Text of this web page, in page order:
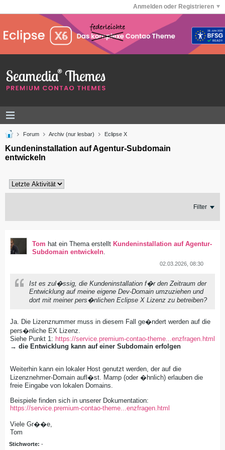
Anmelden oder Registrieren
Forum Archiv (nur lesbar) Eclipse X
Kundeninstallation auf Agentur-Subdomain
entwickeln
Filter
Tom hat ein Thema erstellt Kundeninstallation auf Agentur-
Subdomain entwickeln
02.03.2026, 08:30
Ist es zul�ssig, die Kundeninstallation f�r den Zeitraum der
Entwicklung auf meine eigene Dev-Domain umzuziehen und
dort mit meiner pers�nlichen Eclipse X Lizenz zu betreiben?
Ja. Die Lizenznummer muss in diesem Fall ge�ndert werden auf die
pers�nliche EX Lizenz.
Siehe Punkt 1: https://service.premium-contao-theme...enzfragen.html
→ die Entwicklung kann auf einer Subdomain erfolgen
Weiterhin kann ein lokaler Host genutzt werden, der auf die
Lizenznehmer-Domain aufl�st. Mamp (oder �hnlich) erlauben die
freie Eingabe von lokalen Domains.
Beispiele finden sich in unserer Dokumentation:
https://service.premium-contao-theme...enzfragen.html
Viele Gr��e,
Tom
Stichworte: -